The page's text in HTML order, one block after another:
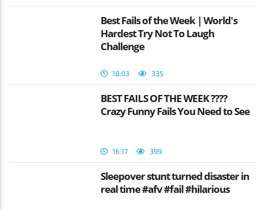
Best Fails of the Week | World's
Hardest Try Not To Laugh
Challenge
18:03 335
BEST FAILS OF THE WEEK ????
Crazy Funny Fails You Need to See
16:17 399
Sleepover stunt turned disaster in
real time #afv #fail #hilarious